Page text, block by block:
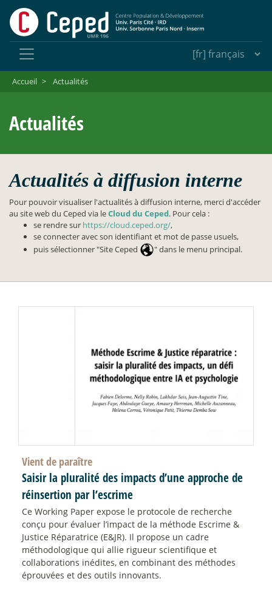
Accueil > Actualités
Actualités
Actualités à diffusion interne
Pour pouvoir visualiser l'actualités à diffusion interne, merci d'accéder
au site web du Ceped via leCloud du Ceped. Pour cela :
se rendre sur https://cloud.ceped.org/,
se connecter avec son identifiant et mot de passe usuels,
puis sélectionner "Site Ceped
" dans le menu principal.
Vient de paraître
Saisir la pluralité des impacts d’une approche de
réinsertion par l’escrime
Ce Working Paper expose le protocole de recherche
conçu pour évaluer l’impact de la méthode Escrime &
Justice Réparatrice (E&JR). Il propose un cadre
méthodologique qui allie rigueur scientifique et
collaborations inédites, en combinant des méthodes
éprouvées et des outils innovants.